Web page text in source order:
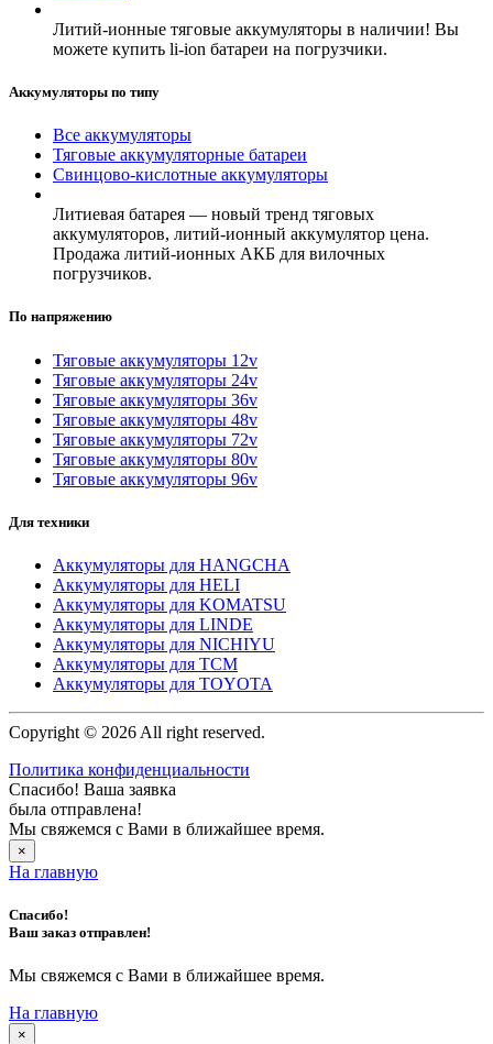
Литий-ионные тяговые аккумуляторы в наличии! Вы
можете купить li-ion батареи на погрузчики.
Аккумуляторы по типу
Все аккумуляторы
Тяговые аккумуляторные батареи
Свинцово-кислотные аккумуляторы
Литиевая батарея — новый тренд тяговых
аккумуляторов, литий-ионный аккумулятор цена.
Продажа литий-ионных АКБ для вилочных
погрузчиков.
По напряжению
Тяговые аккумуляторы 12v
Тяговые аккумуляторы 24v
Тяговые аккумуляторы 36v
Тяговые аккумуляторы 48v
Тяговые аккумуляторы 72v
Тяговые аккумуляторы 80v
Тяговые аккумуляторы 96v
Для техники
Аккумуляторы для HANGCHA
Аккумуляторы для HELI
Аккумуляторы для KOMATSU
Аккумуляторы для LINDE
Аккумуляторы для NICHIYU
Аккумуляторы для TCM
Аккумуляторы для TOYOTA
Copyright © 2026 All right reserved.
Политика конфиденциальности
Спасибо! Ваша заявка
была отправлена!
Мы свяжемся с Вами в ближайшее время.
×
На главную
Спасибо!
Ваш заказ отправлен!
Мы свяжемся с Вами в ближайшее время.
На главную
×